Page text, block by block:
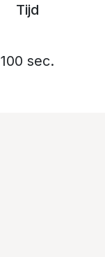
Tijd
100 sec.